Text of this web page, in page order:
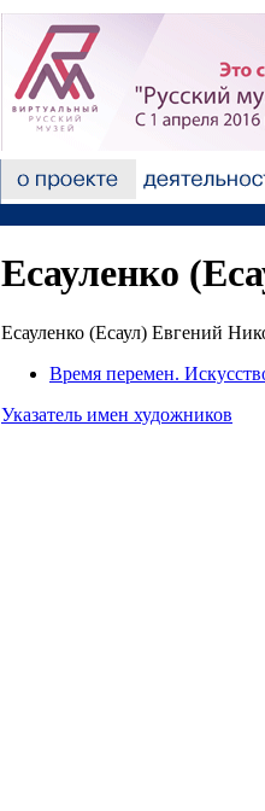
Есауленко
Есауленко (Есаул) Евгений
Время перемен.
Указатель имен художников